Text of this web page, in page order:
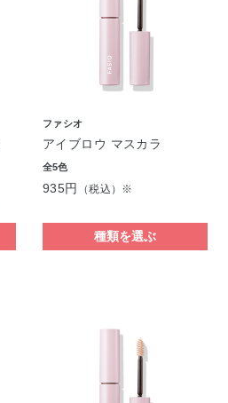
ファシオ
アイブロウ マスカラ
全5色
935円 （税込）※
種類を選ぶ